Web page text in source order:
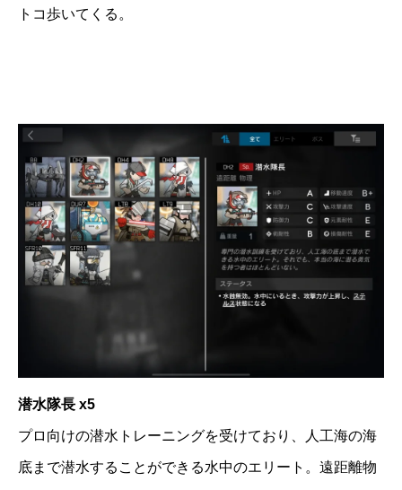
トコ歩いてくる。
潜水隊長 x5
プロ向けの潜水トレーニングを受けており、人工海の海
底まで潜水することができる水中のエリート。遠距離物